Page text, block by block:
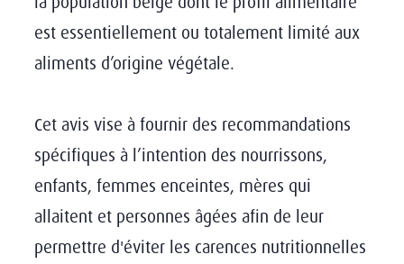
est essentiellement ou totalement limité aux
aliments d’origine végétale.
Cet avis vise à fournir des recommandations
spécifiques à l’intention des nourrissons,
enfants, femmes enceintes, mères qui
allaitent et personnes âgées afin de leur
permettre d'éviter les carences nutritionnelles